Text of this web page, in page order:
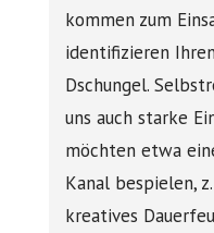
kommen zum
identifizieren
Dschungel.
uns auch starke
möchten etwa
Kanal bespielen,
kreatives